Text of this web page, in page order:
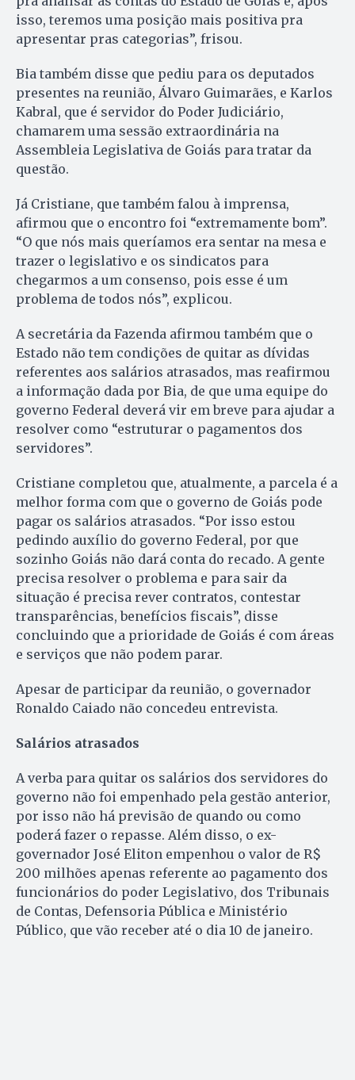
isso, teremos uma posição mais positiva pra
apresentar pras categorias”, frisou.
Bia também disse que pediu para os deputados
presentes na reunião, Álvaro Guimarães, e Karlos
Kabral, que é servidor do Poder Judiciário,
chamarem uma sessão extraordinária na
Assembleia Legislativa de Goiás para tratar da
questão.
Já Cristiane, que também falou à imprensa,
afirmou que o encontro foi “extremamente bom”.
“O que nós mais queríamos era sentar na mesa e
trazer o legislativo e os sindicatos para
chegarmos a um consenso, pois esse é um
problema de todos nós”, explicou.
A secretária da Fazenda afirmou também que o
Estado não tem condições de quitar as dívidas
referentes aos salários atrasados, mas reafirmou
a informação dada por Bia, de que uma equipe do
governo Federal deverá vir em breve para ajudar a
resolver como “estruturar o pagamentos dos
servidores”.
Cristiane completou que, atualmente, a parcela é a
melhor forma com que o governo de Goiás pode
pagar os salários atrasados. “Por isso estou
pedindo auxílio do governo Federal, por que
sozinho Goiás não dará conta do recado. A gente
precisa resolver o problema e para sair da
situação é precisa rever contratos, contestar
transparências, benefícios fiscais”, disse
concluindo que a prioridade de Goiás é com áreas
e serviços que não podem parar.
Apesar de participar da reunião, o governador
Ronaldo Caiado não concedeu entrevista.
Salários atrasados
A verba para quitar os salários dos servidores do
governo não foi empenhado pela gestão anterior,
por isso não há previsão de quando ou como
poderá fazer o repasse. Além disso, o ex-
governador José Eliton empenhou o valor de R$
200 milhões apenas referente ao pagamento dos
funcionários do poder Legislativo, dos Tribunais
de Contas, Defensoria Pública e Ministério
Público, que vão receber até o dia 10 de janeiro.